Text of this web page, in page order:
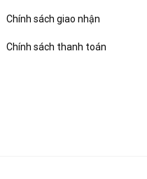
Chính sách giao nhận
Chính sách thanh toán